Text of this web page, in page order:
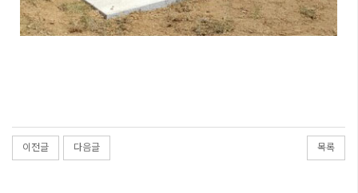
이전글 다음글 목록